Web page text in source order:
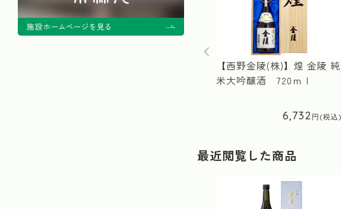
【西野金陵(株)】煌 金陵 純
米大吟醸酒 720ｍｌ
6,732
最近閲覧した商品